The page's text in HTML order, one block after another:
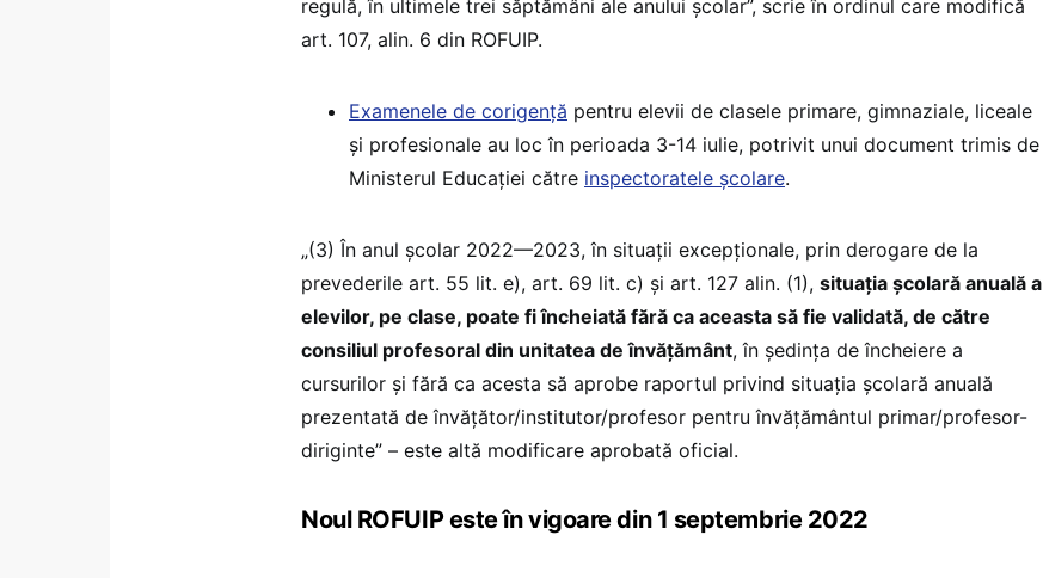
regulă, în ultimele trei săptămâni ale anului școlar”, scrie în ordinul care modifică
art. 107, alin. 6 din ROFUIP.
Examenele de corigență pentru elevii de clasele primare, gimnaziale, liceale
și profesionale au loc în perioada 3-14 iulie, potrivit unui document trimis de
Ministerul Educației către inspectoratele școlare.
„(3) În anul școlar 2022—2023, în situații excepționale, prin derogare de la
prevederile art. 55 lit. e), art. 69 lit. c) și art. 127 alin. (1), situația școlară anuală a
elevilor, pe clase, poate fi încheiată fără ca aceasta să fie validată, de către
consiliul profesoral din unitatea de învățământ, în ședința de încheiere a
cursurilor și fără ca acesta să aprobe raportul privind situația școlară anuală
prezentată de învățător/institutor/profesor pentru învățământul primar/profesor-
diriginte” – este altă modificare aprobată oficial.
Noul ROFUIP este în vigoare din 1 septembrie 2022